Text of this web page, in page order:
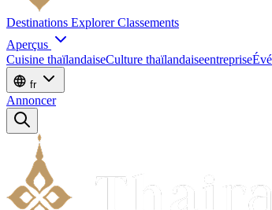
Destinations Explorer Classements
Aperçus
Cuisine thaïlandaiseCulture thaïlandaiseentreprise
fr
Annoncer